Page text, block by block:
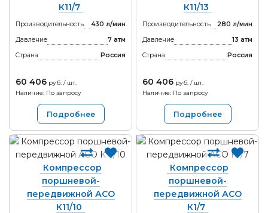
К11/7
Производительность
430 л/мин
Давление
7 атм
Страна
Россия
60 406 руб. / шт.
Наличие: По запросу
Подробнее
К11/13
Производительность
280 л/мин
Давление
13 атм
Страна
Россия
60 406 руб. / шт.
Наличие: По запросу
Подробнее
Компрессор
поршневой-
передвижной АСО
К11/10
Компрессор
поршневой-
передвижной АСО
К1/7